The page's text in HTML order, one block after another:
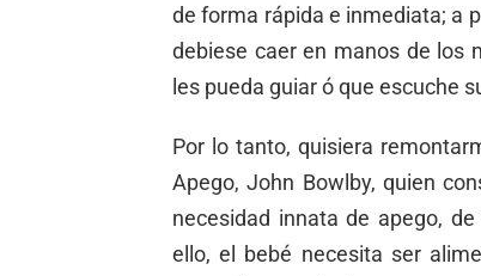
de forma rápida e inmediata; a
debiese caer en manos de los
les pueda guiar ó que escuche
Por lo tanto, quisiera
Apego, John Bowlby, quien
necesidad innata de apego,
ello, el bebé necesita ser